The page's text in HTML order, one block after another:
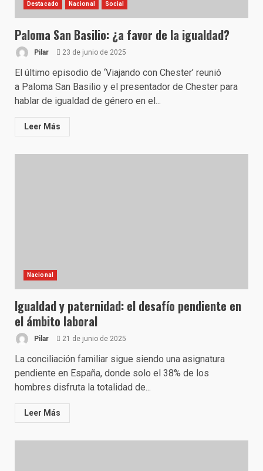
Destacado Nacional Social
Paloma San Basilio: ¿a favor de la igualdad?
Pilar 23 de junio de 2025
El último episodio de ‘Viajando con Chester’ reunió
a Paloma San Basilio y el presentador de Chester para
hablar de igualdad de género en el...
Leer Más
Nacional
Igualdad y paternidad: el desafío pendiente en
el ámbito laboral
Pilar 21 de junio de 2025
La conciliación familiar sigue siendo una asignatura
pendiente en España, donde solo el 38% de los
hombres disfruta la totalidad de...
Leer Más